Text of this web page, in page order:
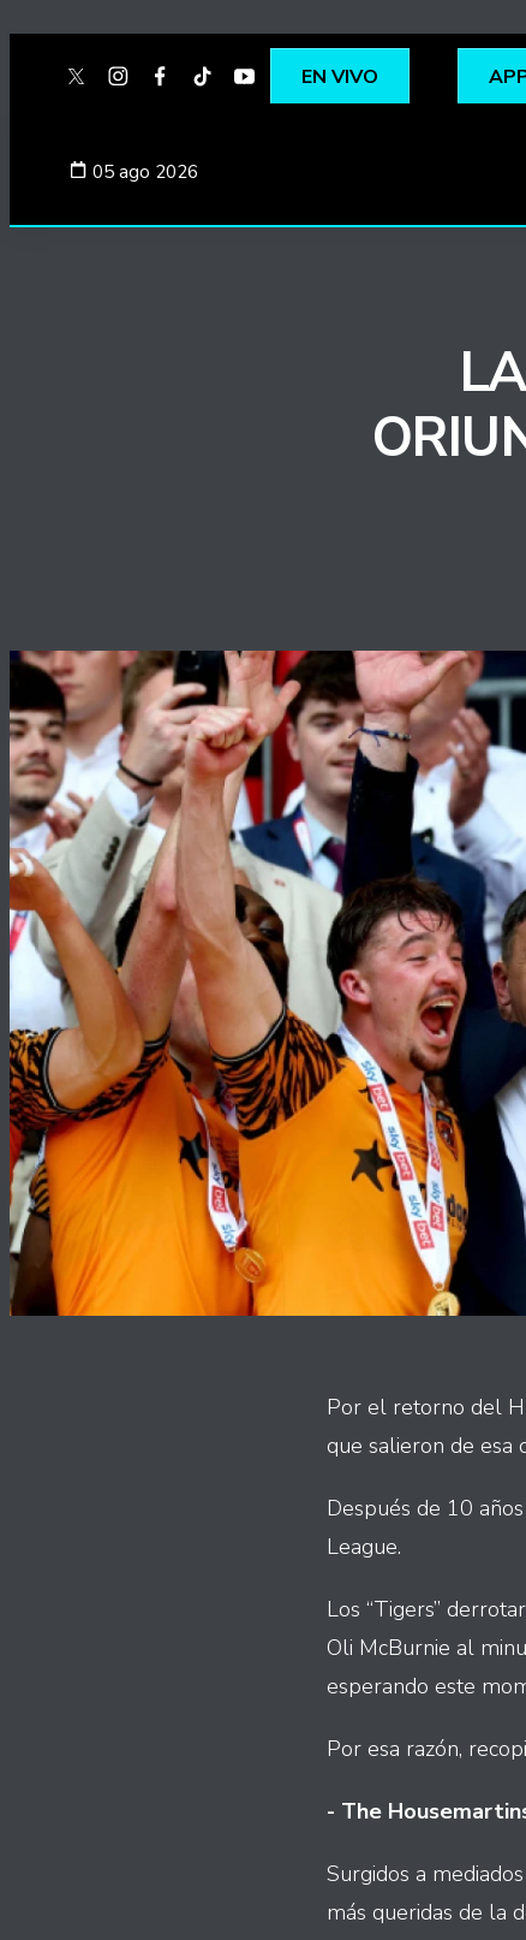
twitterinstagram
facebook
tiktokyoutubespotify
EN VIVO
05 ago 2026
Por el retorno del
que salieron de esa
Después de 10
League.
Los “Tigers”
Oli McBurnie al
esperando este
Por esa razón,
- The
Surgidos a
más queridas de la